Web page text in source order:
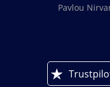
Pavlou